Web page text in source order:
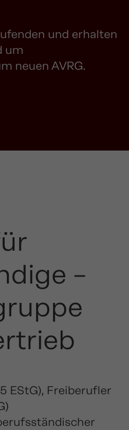
und erhalten
um
neuen AVRG.
–
EStG), Freiberufler